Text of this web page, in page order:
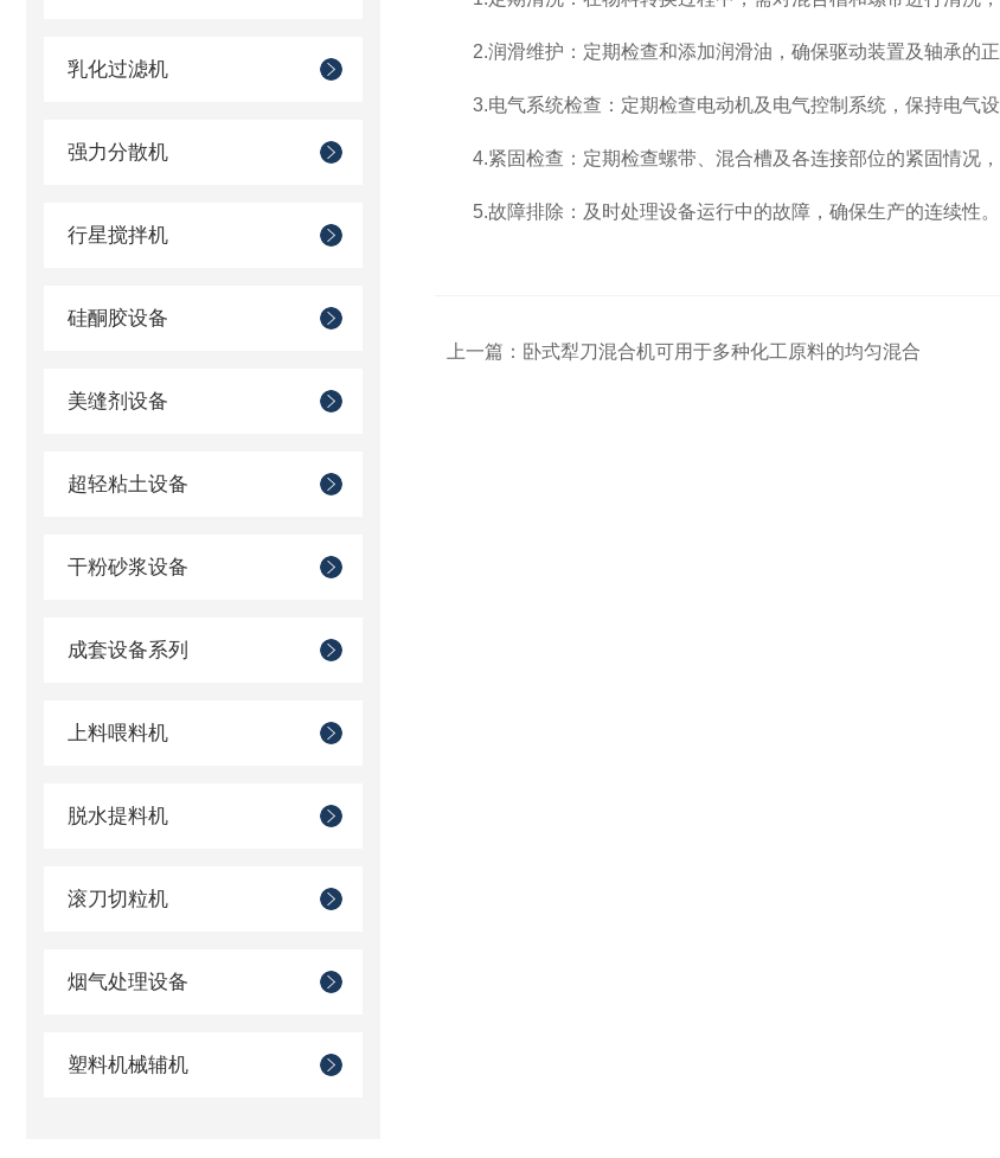
乳化过滤机
强力分散机
行星搅拌机
硅酮胶设备
美缝剂设备
超轻粘土设备
干粉砂浆设备
成套设备系列
上料喂料机
脱水提料机
滚刀切粒机
烟气处理设备
塑料机械辅机
2.润滑维护：定期检查和添加润滑油，确保驱动装置及轴承的正
3.电气系统检查：定期检查电动机及电气控制系统，保持电气设
4.紧固检查：定期检查螺带、混合槽及各连接部位的紧固情况，
5.故障排除：及时处理设备运行中的故障，确保生产的连续性。
上一篇： 卧式犁刀混合机可用于多种化工原料的均匀混合